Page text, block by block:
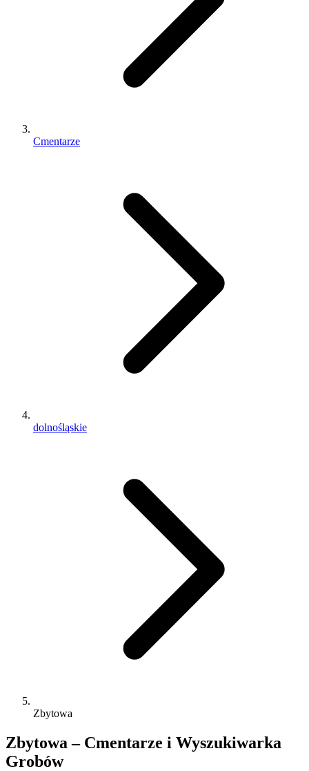
Cmentarze
dolnośląskie
Zbytowa
Zbytowa – Cmentarze i Wyszukiwarka
Grobów